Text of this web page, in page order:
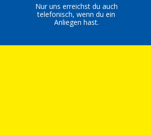
Nur uns erreichst du auch
telefonisch, wenn du ein
Anliegen hast.